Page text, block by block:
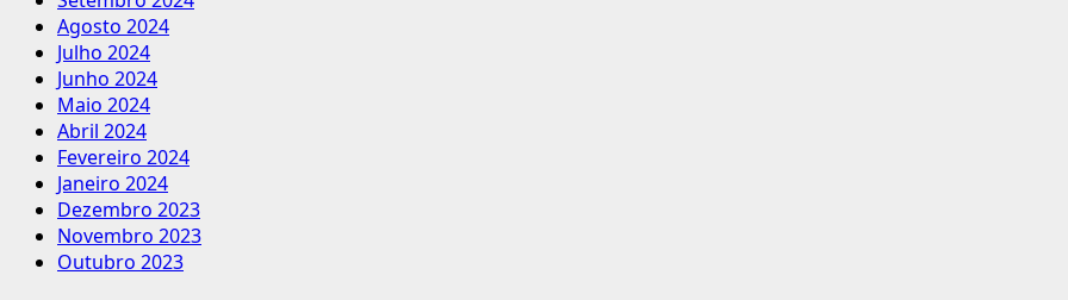
Agosto 2024
Julho 2024
Junho 2024
Maio 2024
Abril 2024
Fevereiro 2024
Janeiro 2024
Dezembro 2023
Novembro 2023
Outubro 2023